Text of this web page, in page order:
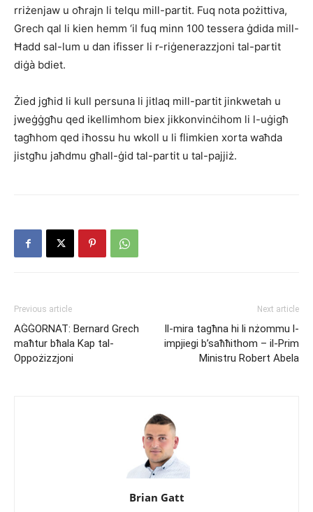
rriżenjaw u oħrajn li telqu mill-partit. Fuq nota pożittiva,
Grech qal li kien hemm ‘il fuq minn 100 tessera ġdida mill-
Ħadd sal-lum u dan ifisser li r-riġenerazzjoni tal-partit
diġà bdiet.
Żied jgħid li kull persuna li jitlaq mill-partit jinkwetah u
jweġġgħu qed ikellimhom biex jikkonvinċihom li l-uġigħ
tagħhom qed iħossu hu wkoll u li flimkien xorta waħda
jistgħu jaħdmu għall-ġid tal-partit u tal-pajjiż.
Previous article
AĠĠORNAT: Bernard Grech
maħtur bħala Kap tal-
Oppożizzjoni
Next article
Il-mira tagħna hi li nżommu l-
impjiegi b’saħħithom – il-Prim
Ministru Robert Abela
Brian Gatt